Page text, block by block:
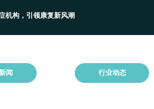
机构，引领康复新风潮
闻 行业动态